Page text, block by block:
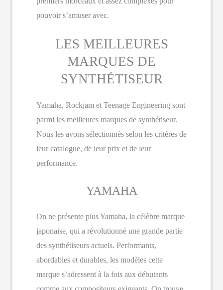
pouvoir s’amuser avec.
LES MEILLEURES
MARQUES DE
SYNTHÉTISEUR
Yamaha, Rockjam et Teenage Engineering sont
parmi les meilleures marques de synthétiseur.
Nous les avons sélectionnés selon les critères de
leur catalogue, de leur prix et de leur
performance.
YAMAHA
On ne présente plus Yamaha, la célèbre marque
japonaise, qui a révolutionné une grande partie
des synthétiseurs actuels. Performants,
abordables et durables, les modèles cette
marque s’adressent à la fois aux débutants